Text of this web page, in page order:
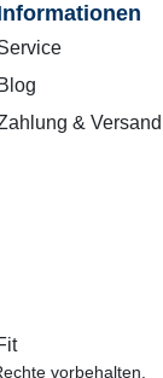
Blog
& Versand
vorbehalten.